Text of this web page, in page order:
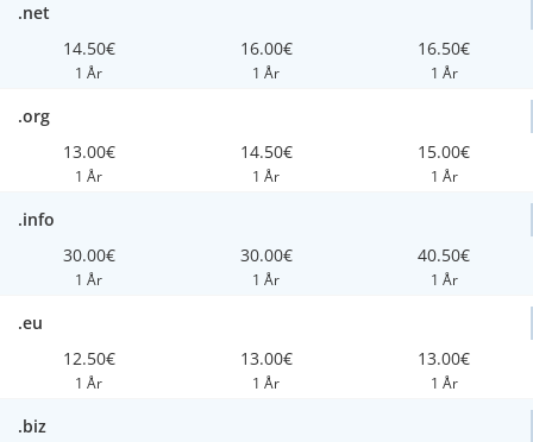
.net
14.50€
1 År
16.00€
1 År
16.50€
1 År
.org
13.00€
1 År
14.50€
1 År
15.00€
1 År
.info
30.00€
1 År
30.00€
1 År
40.50€
1 År
.eu
12.50€
1 År
13.00€
1 År
13.00€
1 År
.biz